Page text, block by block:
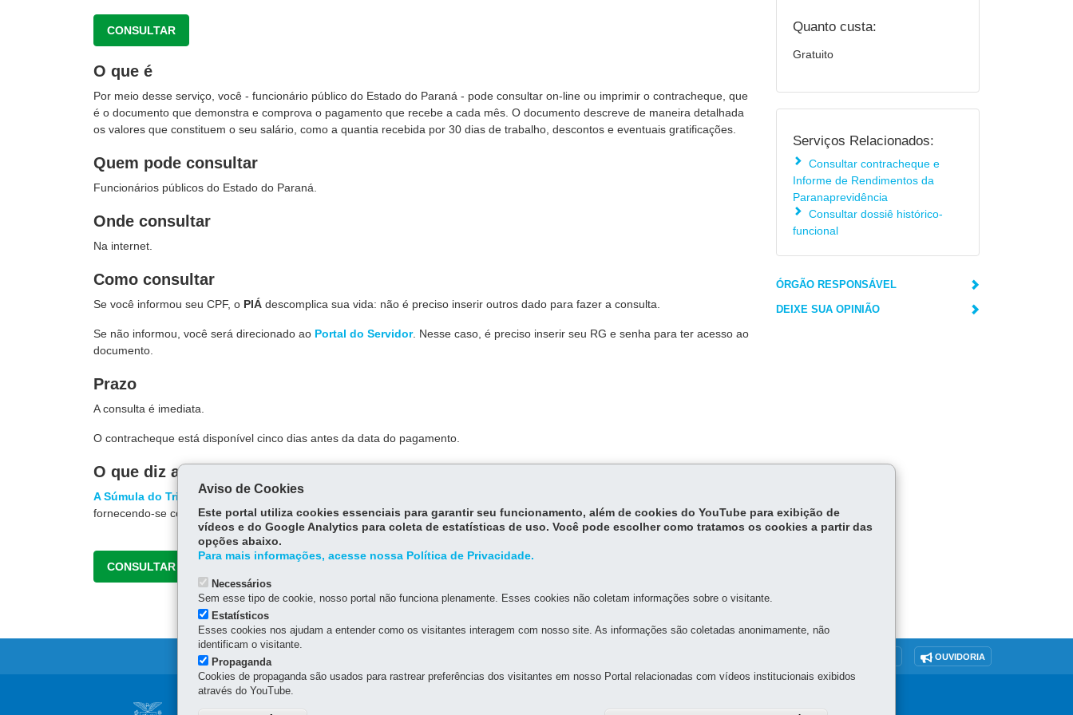
CONSULTAR
O que é
Por meio desse serviço, você - funcionário público do Estado do Paraná - pode consultar on-line ou imprimir o contracheque, que
é o documento que demonstra e comprova o pagamento que recebe a cada mês. O documento descreve de maneira detalhada
os valores que constituem o seu salário, como a quantia recebida por 30 dias de trabalho, descontos e eventuais gratificações.
Quem pode consultar
Funcionários públicos do Estado do Paraná.
Onde consultar
Na internet.
Como consultar
Se você informou seu CPF, o PIÁ descomplica sua vida: não é preciso inserir outros dado para fazer a consulta.
Se não informou, você será direcionado ao Portal do Servidor. Nesse caso, é preciso inserir seu RG e senha para ter acesso ao
documento.
Prazo
A consulta é imediata.
O contracheque está disponível cinco dias antes da data do pagamento.
O que diz a lei
A Súmula do Tribunal Superior do Trabalho(TST) nº 93
fornecendo-se cópia ao empregado, com a identificação de todos os valores e descontos relativos ao pagamento.
CONSULTAR
Quanto custa:
Gratuito
Serviços Relacionados:
Consultar contracheque e
Informe de Rendimentos da
Paranaprevidência
Consultar dossiê histórico-
funcional
ÓRGÃO RESPONSÁVEL
DEIXE SUA OPINIÃO
OUVIDORIA
Navegação NÚCLEO REGIONAL DE EDUCAÇÃO DE GUARAPUAVA
Aviso de Cookies
Este portal utiliza cookies essenciais para garantir seu funcionamento, além de cookies do YouTube para exibição de
vídeos e do Google Analytics para coleta de estatísticas de uso. Você pode escolher como tratamos os cookies a partir das
opções abaixo.
Para mais informações, acesse nossa Política de Privacidade.
Necessários
Sem esse tipo de cookie, nosso portal não funciona plenamente. Esses cookies não coletam informações sobre o visitante.
Estatísticos
Esses cookies nos ajudam a entender como os visitantes interagem com nosso site. As informações são coletadas anonimamente, não
identificam o visitante.
Propaganda
Cookies de propaganda são usados para rastrear preferências dos visitantes em nosso Portal relacionadas com vídeos institucionais exibidos
através do YouTube.